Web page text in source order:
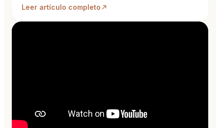
Leer artículo completo